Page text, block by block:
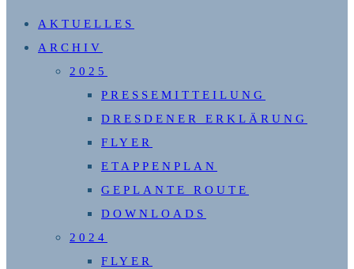
UMSCHALTEN
AKTUELLES
ARCHIV
2025
PRESSEMITTEILUNG
DRESDENER ERKLÄRUNG
FLYER
ETAPPENPLAN
GEPLANTE ROUTE
DOWNLOADS
2024
FLYER